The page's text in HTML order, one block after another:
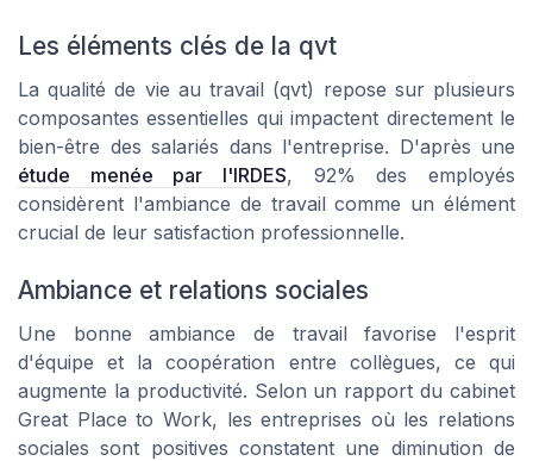
Les éléments clés de la qvt
La qualité de vie au travail (qvt) repose sur plusieurs
composantes essentielles qui impactent directement le
bien-être des salariés dans l'entreprise. D'après une
étude menée par l'IRDES, 92% des employés
considèrent l'ambiance de travail comme un élément
crucial de leur satisfaction professionnelle.
Ambiance et relations sociales
Une bonne ambiance de travail favorise l'esprit
d'équipe et la coopération entre collègues, ce qui
augmente la productivité. Selon un rapport du cabinet
Great Place to Work, les entreprises où les relations
sociales sont positives constatent une diminution de